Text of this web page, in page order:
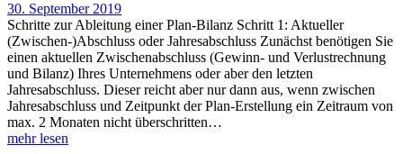
30. September 2019
Schritte zur Ableitung einer Plan-Bilanz Schritt 1: Aktueller
(Zwischen-)Abschluss oder Jahresabschluss Zunächst benötigen Sie
einen aktuellen Zwischenabschluss (Gewinn- und Verlustrechnung
und Bilanz) Ihres Unternehmens oder aber den letzten
Jahresabschluss. Dieser reicht aber nur dann aus, wenn zwischen
Jahresabschluss und Zeitpunkt der Plan-Erstellung ein Zeitraum von
max. 2 Monaten nicht überschritten…
mehr lesen